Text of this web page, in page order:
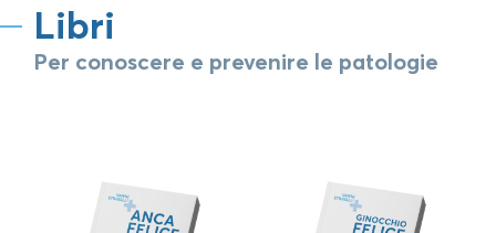
Libri
Per conoscere e prevenire le patologie